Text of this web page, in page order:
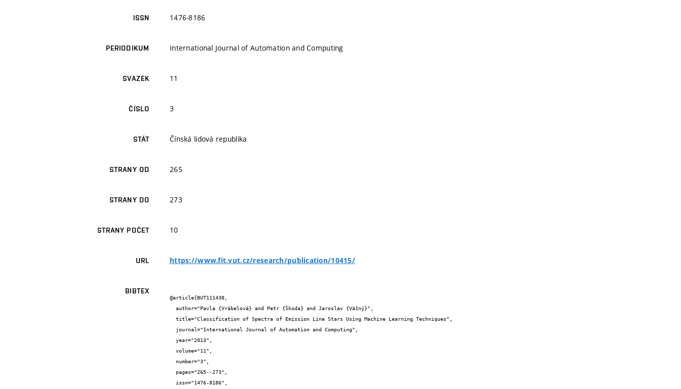
ISSN 1476-8186
PERIODIKUM International Journal of Automation and Computing
SVAZEK 11
ČÍSLO 3
STÁT Čínská lidová republika
STRANY OD 265
STRANY DO 273
STRANY POČET 10
URL https://www.fit.vut.cz/research/publication/10415/
BIBTEX
@article{BUT111438,